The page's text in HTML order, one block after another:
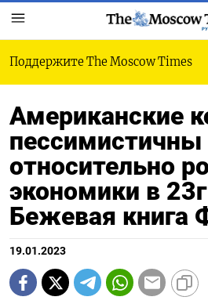
Поддержите The Moscow Times
Американские
пессимистичны
относительно
экономики в
Бежевая книга
19.01.2023